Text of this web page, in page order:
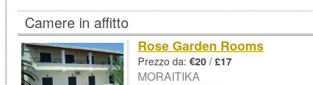
Camere in affitto
Rose Garden Rooms
Prezzo da: €20 / £17
MORAITIKA